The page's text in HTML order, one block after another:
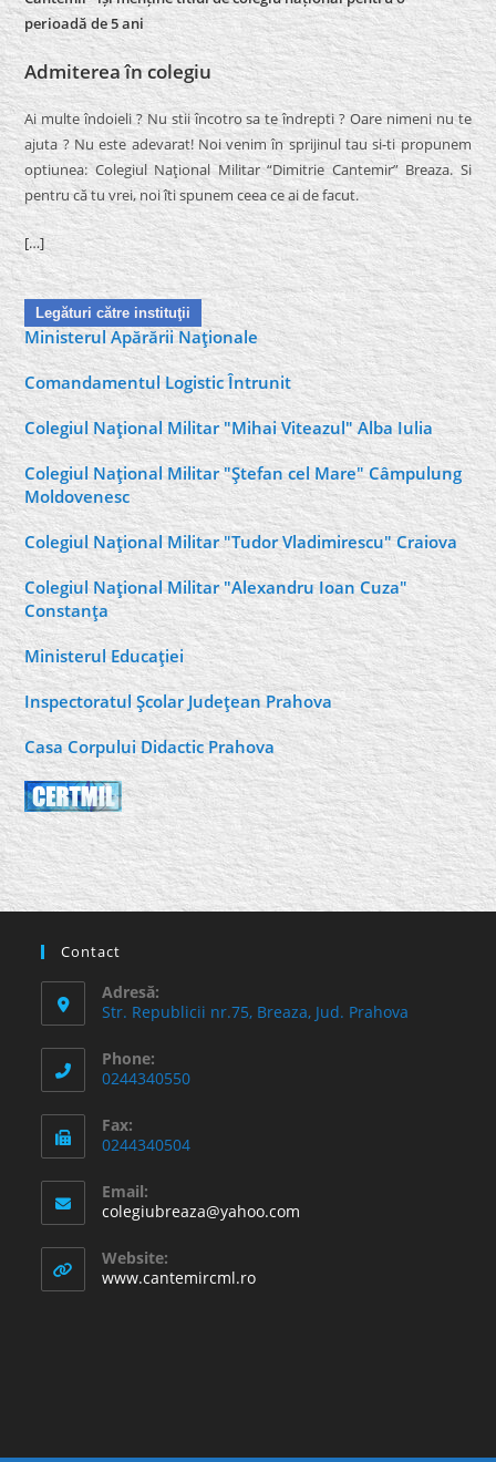
perioadă de 5 ani
Admiterea în colegiu
Ai multe îndoieli ? Nu stii încotro sa te îndrepti ? Oare nimeni nu te
ajuta ? Nu este adevarat! Noi venim în sprijinul tau si-ti propunem
optiunea: Colegiul Naţional Militar “Dimitrie Cantemir” Breaza. Si
pentru că tu vrei, noi îti spunem ceea ce ai de facut.
[…]
Legături către instituţii
Ministerul Apărării Naţionale
Comandamentul Logistic Întrunit
Colegiul Naţional Militar "Mihai Viteazul" Alba Iulia
Colegiul Naţional Militar "Ştefan cel Mare" Câmpulung
Moldovenesc
Colegiul Naţional Militar "Tudor Vladimirescu" Craiova
Colegiul Naţional Militar "Alexandru Ioan Cuza"
Constanţa
Ministerul Educaţiei
Inspectoratul Şcolar Judeţean Prahova
Casa Corpului Didactic Prahova
Contact
Adresă:
Str. Republicii nr.75, Breaza, Jud. Prahova
Phone:
0244340550
Fax:
0244340504
Email:
colegiubreaza@yahoo.com
Website:
www.cantemircml.ro